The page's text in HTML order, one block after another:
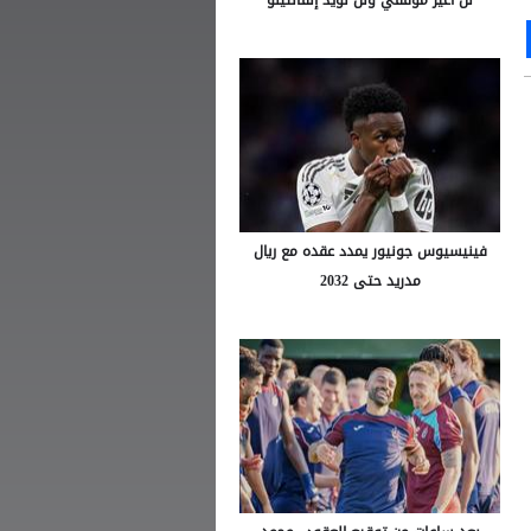
فينيسيوس جونيور يمدد عقده مع ريال
مدريد حتى 2032